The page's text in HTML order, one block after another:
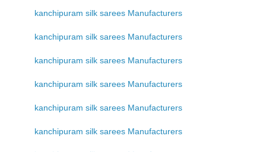
kanchipuram silk sarees Manufacturers
kanchipuram silk sarees Manufacturers
kanchipuram silk sarees Manufacturers
kanchipuram silk sarees Manufacturers
kanchipuram silk sarees Manufacturers
kanchipuram silk sarees Manufacturers